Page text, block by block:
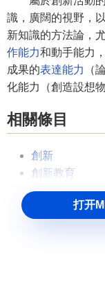
識，廣闊的視野，
新知識的方法論，
作能力和動手能力
成果的表達能力
（
化能力（創造設想
相關條目
創新
創新教育
參考文獻
陳英,毛霞.
[J].教育探索
打开